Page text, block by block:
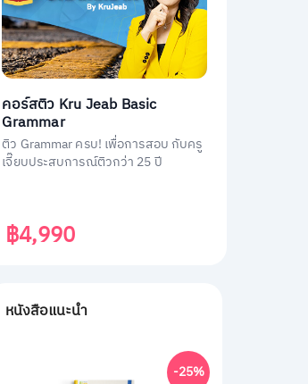
คอร์สติว Kru Jeab Basic
Grammar
ติว Grammar ครบ! เพื่อการสอบ กับครู
เจี๊ยบประสบการณ์ติวกว่า 25 ปี
฿4,990
หนังสือแนะนำ
-25%